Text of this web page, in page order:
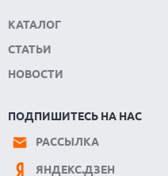
КАТАЛОГ
СТАТЬИ
НОВОСТИ
ПОДПИШИТЕСЬ НА НАС
РАССЫЛКА
ЯНДЕКС.ДЗЕН